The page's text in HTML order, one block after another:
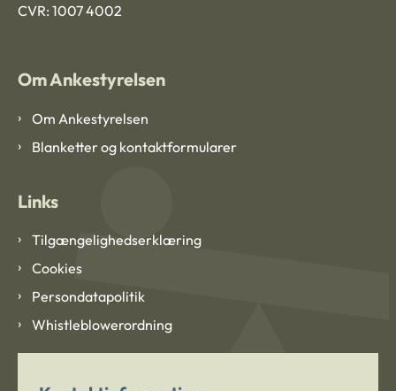
CVR: 1007 4002
Om Ankestyrelsen
Om Ankestyrelsen
Blanketter og kontaktformularer
Links
Tilgængelighedserklæring
Cookies
Persondatapolitik
Whistleblowerordning